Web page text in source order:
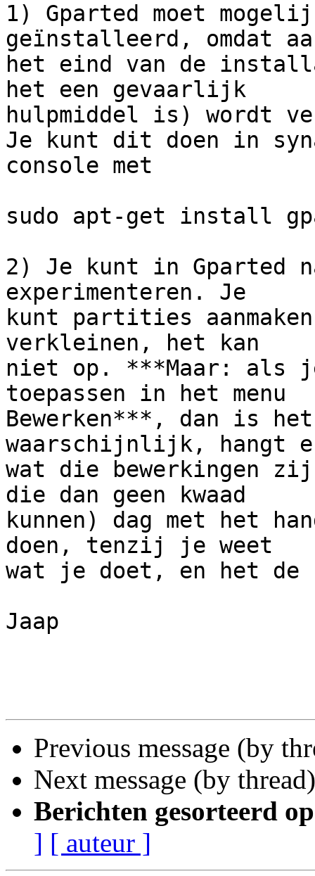
1) Gparted moet
geïnstalleerd, omdat
het eind van de
het een gevaarlijk
hulpmiddel is) wordt
Je kunt dit doen in
console met
sudo apt-get install
2) Je kunt in Gparted
experimenteren. Je
kunt partities
verkleinen, het kan
niet op. ***Maar: als
toepassen in het menu
Bewerken***, dan is
waarschijnlijk, hangt
wat die bewerkingen
die dan geen kwaad
kunnen) dag met het
doen, tenzij je weet
wat je doet, en het
Jaap
Previous message (by
Next message (by
Berichten gesorteerd
] [ auteur ]